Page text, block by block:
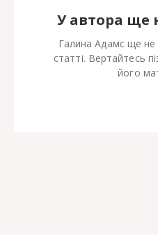
У автора ще
Галина Адамс ще не
статті. Вертайтесь
його